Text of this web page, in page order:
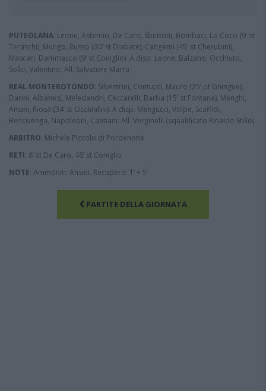
PUTEOLANA: Leone, Astemio, De Caro, Sbuttoni, Bombaci, Lo Coco (9’ st
Teraschi), Mungo, Russo (30’ st Diabate), Cangemi (45’ st Cherubini),
Mascari, Dammacco (9’ st Coniglio). A disp. Leone, Balzano, Occhiuto,
Sollo, Valentino. All. Salvatore Marra
REAL MONTEROTONDO: Silvestrini, Contucci, Mauro (25’ pt Gningue),
Darini, Albanesi, Meledandri, Ceccarelli, Barba (15’ st Fontana), Menghi,
Ansini, Riosa (34’ st Occhialini). A disp. Mengucci, Volpe, Scaffidi,
Bencivenga, Napoleoni, Cantiani. All. Verginelli (squalificato Rinaldo Stillo).
ARBITRO: Michele Piccolo di Pordenone
RETI: 8’ st De Caro, 46’ st Coniglio
NOTE: Ammoniti: Ansini. Recupero: 1’ + 5’
PARTITE DELLA GIORNATA